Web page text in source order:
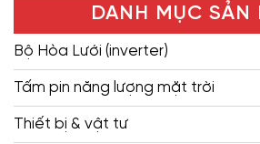
DANH MỤC SẢN
Bộ Hòa Lưới (inverter)
Tấm pin năng lượng mặt trời
Thiết bị & vật tư